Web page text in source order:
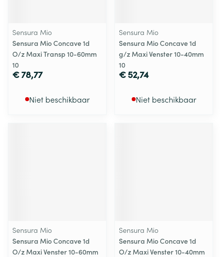
Sensura Mio
Sensura Mio Concave 1d
O/z Maxi Transp 10-60mm
10
€ 78,77
Niet beschikbaar
Sensura Mio
Sensura Mio Concave 1d
g/z Maxi Venster 10-40mm
10
€ 52,74
Niet beschikbaar
Sensura Mio
Sensura Mio Concave 1d
O/z Maxi Venster 10-60mm
Sensura Mio
Sensura Mio Concave 1d
O/z Maxi Venster 10-40mm